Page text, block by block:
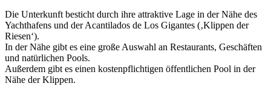
Die Unterkunft besticht durch ihre attraktive Lage in der Nähe des
Yachthafens und der Acantilados de Los Gigantes (‚Klippen der
Riesen‘).
In der Nähe gibt es eine große Auswahl an Restaurants, Geschäften
und natürlichen Pools.
Außerdem gibt es einen kostenpflichtigen öffentlichen Pool in der
Nähe der Klippen.